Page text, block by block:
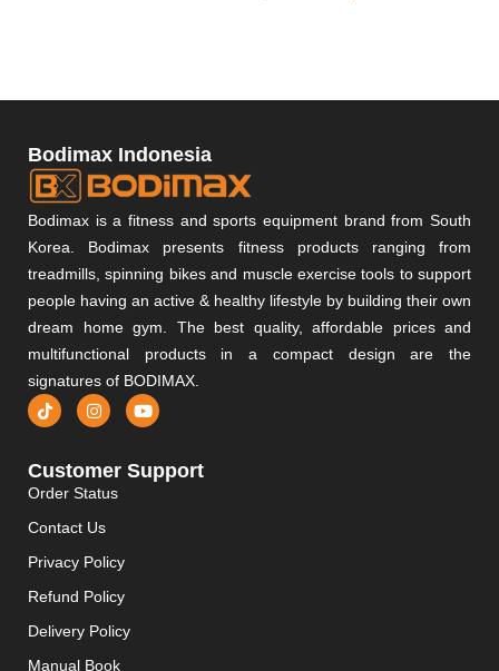
Bodimax Indonesia
Bodimax is a fitness and sports equipment brand from South
Korea. Bodimax presents fitness products ranging from
treadmills, spinning bikes and muscle exercise tools to support
people having an active & healthy lifestyle by building their own
dream home gym. The best quality, affordable prices and
multifunctional products in a compact design are the
signatures of BODIMAX.
Customer Support
Order Status
Contact Us
Privacy Policy
Refund Policy
Delivery Policy
Manual Book